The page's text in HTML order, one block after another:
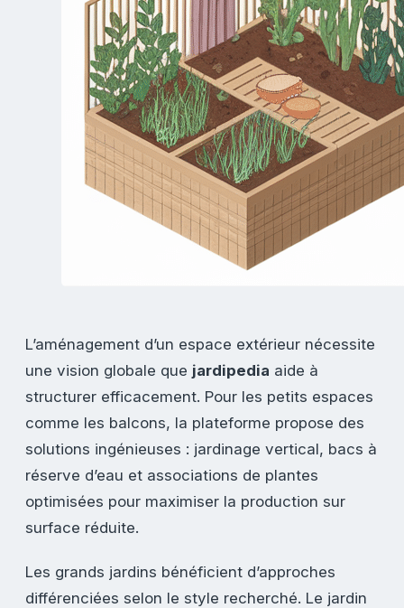
L’aménagement d’un espace extérieur nécessite
une vision globale que jardipedia aide à
structurer efficacement. Pour les petits espaces
comme les balcons, la plateforme propose des
solutions ingénieuses : jardinage vertical, bacs à
réserve d’eau et associations de plantes
optimisées pour maximiser la production sur
surface réduite.
Les grands jardins bénéficient d’approches
différenciées selon le style recherché. Le jardin